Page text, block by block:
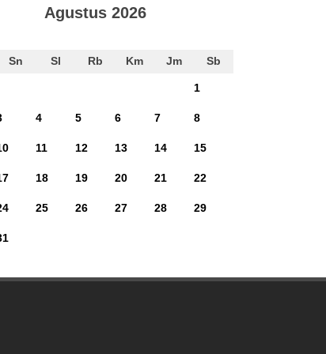
Agustus 2026
Sn Sl Rb Km Jm Sb
1
4 5 6 7 8
11 12 13 14 15
18 19 20 21 22
25 26 27 28 29